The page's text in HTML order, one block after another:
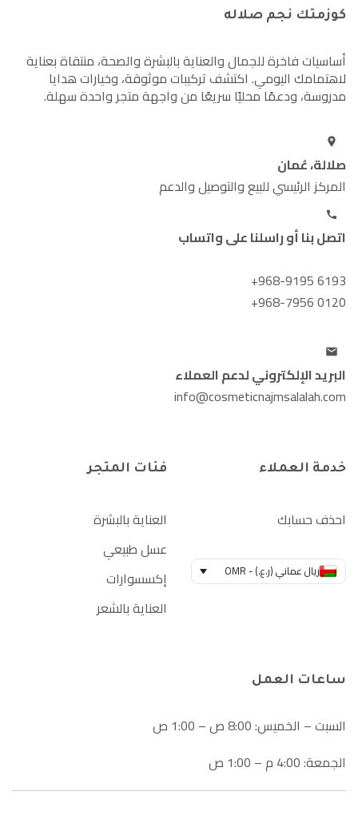
كوزمتك نجم صلاله
أساسيات فاخرة للجمال والعناية بالبشرة والصحة، منتقاة بعناية
لاهتمامك اليومي. اكتشف تركيبات موثوقة، وخيارات هدايا
مدروسة، ودعمًا محليًا سريعًا من واجهة متجر واحدة سهلة.
صلالة، عُمان
المركز الرئيسي للبيع والتوصيل والدعم
اتصل بنا أو راسلنا على واتساب
+968-9195 6193
+968-7956 0120
البريد الإلكتروني لدعم العملاء
info@cosmeticnajmsalalah.com
خدمة العملاء
احذف حسابك
ريال عماني (ر.ع.) - OMR
فئات المتجر
العناية بالبشرة
عسل طبيعي
إكسسوارات
العناية بالشعر
ساعات العمل
السبت – الخميس: 8:00 ص – 1:00 ص
الجمعة: 4:00 م – 1:00 ص